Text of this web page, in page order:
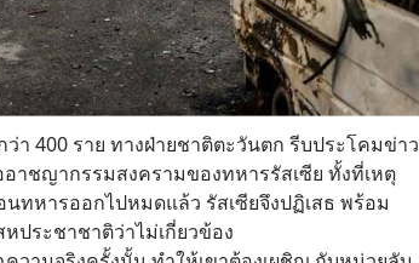
ว่า 400 ราย ทางฝ่ายชาติตะวันตก รีบประโคมข่าว
าชญากรรมสงครามของทหารรัสเซีย ทั้งที่เหตุ
นทหารออกไปหมดแล้ว รัสเซียจึงปฏิเสธ พร้อม
ประชาชาติว่าไม่เกี่ยวข้อง